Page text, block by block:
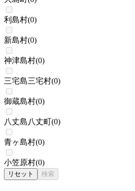
利島村(0)
新島村(0)
神津島村(0)
三宅島三宅村(0)
御蔵島村(0)
八丈島八丈町(0)
青ヶ島村(0)
小笠原村(0)
リセット 検索